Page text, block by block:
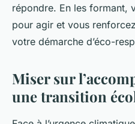
répondre. En les formant,
pour agir et vous
votre démarche d’éco-
Miser sur
une transition